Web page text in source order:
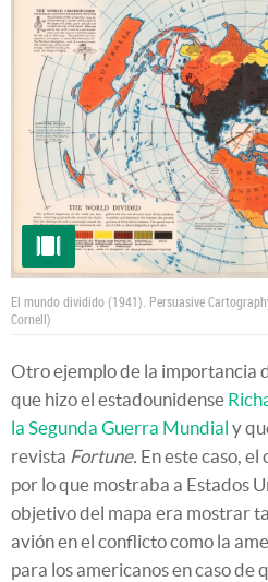
El mundo dividido (1941). Persuasive
Cornell)
Otro ejemplo de la importancia
que hizo el estadounidense
la Segunda Guerra Mundial y
revista Fortune. En este caso,
por lo que mostraba a Estados
objetivo del mapa era mostrar
avión en el conflicto como la
para los americanos en caso de